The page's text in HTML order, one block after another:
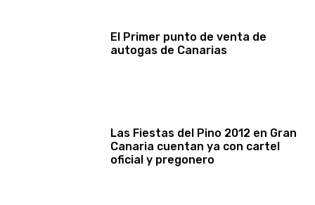
El Primer punto de venta de
autogas de Canarias
Las Fiestas del Pino 2012 en Gran
Canaria cuentan ya con cartel
oficial y pregonero